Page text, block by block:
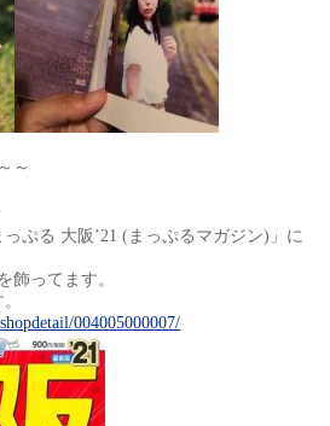
～
ぷる 大阪’21 (まっぷるマガジン)」 に
飾ってます。
004005000007/